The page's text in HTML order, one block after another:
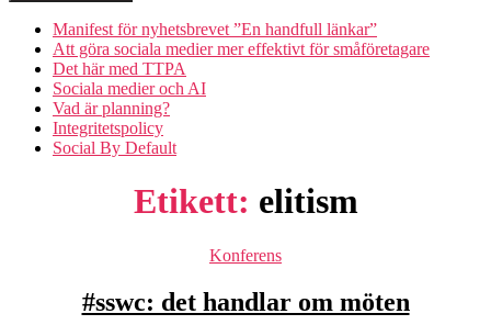
Manifest för nyhetsbrevet ”En handfull länkar”
Att göra sociala medier mer effektivt för småföretagare
Det här med TTPA
Sociala medier och AI
Vad är planning?
Integritetspolicy
Social By Default
Etikett: elitism
Kategorier
Konferens
#sswc: det handlar om möten